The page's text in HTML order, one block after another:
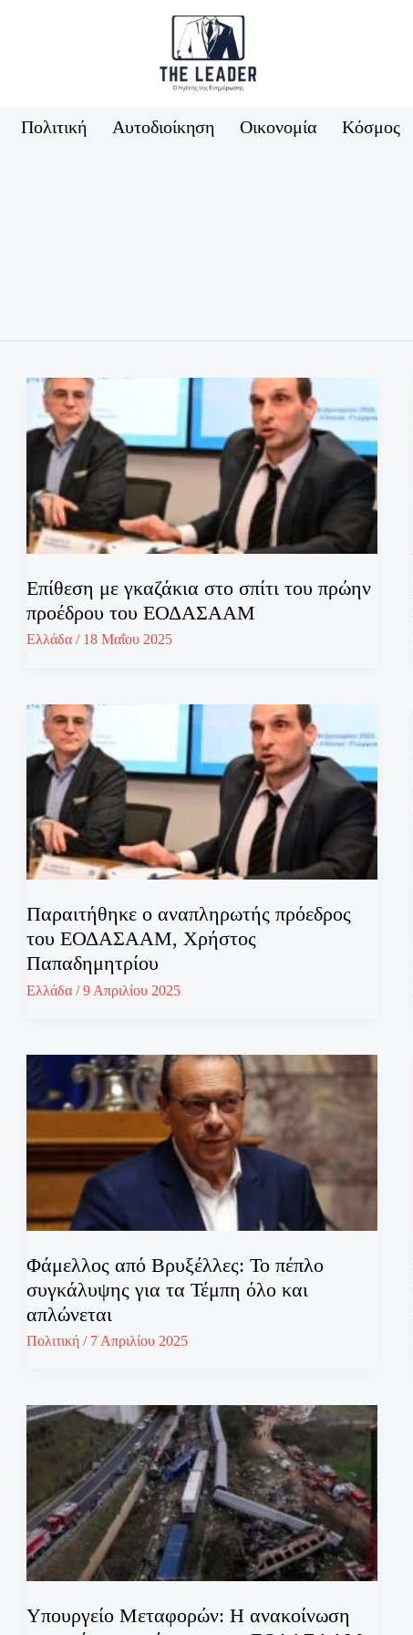
Πολιτική Αυτοδιοίκηση Οικονομία Κόσμος
Επίθεση με γκαζάκια στο σπίτι του πρώην
προέδρου του ΕΟΔΑΣΑΑΜ
Ελλάδα/ 18 Μαΐου 2025
Παραιτήθηκε ο αναπληρωτής πρόεδρος
του ΕΟΔΑΣΑΑΜ, Χρήστος
Παπαδημητρίου
Ελλάδα/9 Απριλίου 2025
Φάμελλος από Βρυξέλλες: Το πέπλο
συγκάλυψης για τα Τέμπη όλο και
απλώνεται
Πολιτική/ 7 Απριλίου 2025
Υπουργείο Μεταφορών: Η ανακοίνωση